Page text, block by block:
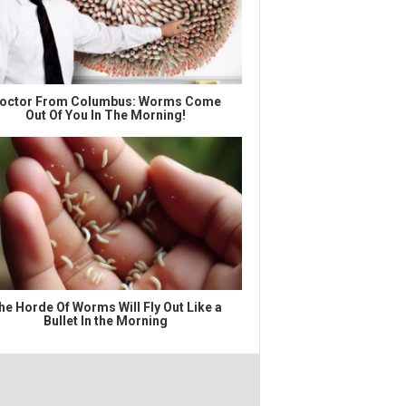
From Columbus: Worms Come
Out Of You In The Morning!
Horde Of Worms Will Fly Out Like a
Bullet In the Morning